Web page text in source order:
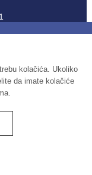
kolačića. Ukoliko
da imate kolačiće